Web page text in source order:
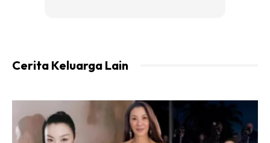
Lagi banyak lagi sedap)
Bawang putih 4 ulas
Cerita Keluarga Lain